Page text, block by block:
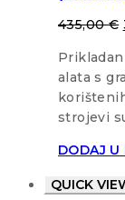
435,00€
alata s
strojevi
DODAJ U
QUICK